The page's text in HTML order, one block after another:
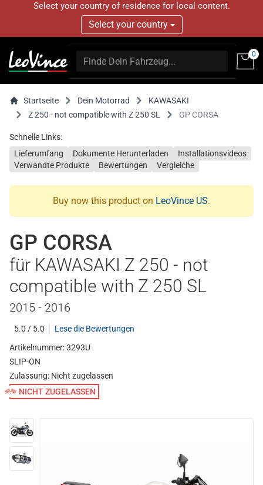
Select your country of residence for local content.
Select your country
0
Startseite Dein Motorrad
KAWASAKI
Z 250 - not compatible with Z 250 SL
GP CORSA
Schnelle Links:
Lieferumfang
Dokumente Herunterladen
Installationsvideos
Verwandte Produkte
Bewertungen Vergleiche
Buy now this product on LeoVince US.
GP CORSA
für KAWASAKI Z 250 - not
compatible with Z 250 SL
2015 - 2016
5.0 / 5.0
Lese die Bewertungen
Artikelnummer: 3293U
SLIP-ON
Zulassung: Nicht zugelassen
NICHT ZUGELASSEN